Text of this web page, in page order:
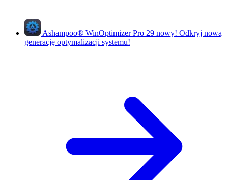
Ashampoo® WinOptimizer Pro 29 nowy! Odkryj nową
generację optymalizacji systemu!